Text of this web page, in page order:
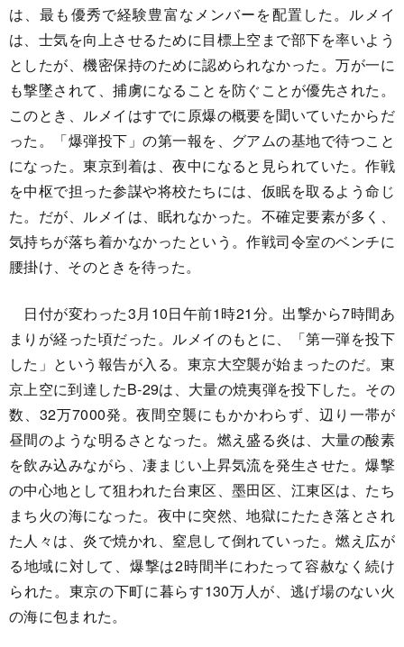
は、最も優秀で経験豊富なメンバーを配置した。ルメイ
は、士気を向上させるために目標上空まで部下を率いよう
としたが、機密保持のために認められなかった。万が一に
も撃墜されて、捕虜になることを防ぐことが優先された。
このとき、ルメイはすでに原爆の概要を聞いていたからだ
った。「爆弾投下」の第一報を、グアムの基地で待つこと
になった。東京到着は、夜中になると見られていた。作戦
を中枢で担った参謀や将校たちには、仮眠を取るよう命じ
た。だが、ルメイは、眠れなかった。不確定要素が多く、
気持ちが落ち着かなかったという。作戦司令室のベンチに
腰掛け、そのときを待った。
日付が変わった3月10日午前1時21分。出撃から7時間あ
まりが経った頃だった。ルメイのもとに、「第一弾を投下
した」という報告が入る。東京大空襲が始まったのだ。東
京上空に到達したB-29は、大量の焼夷弾を投下した。その
数、32万7000発。夜間空襲にもかかわらず、辺り一帯が
昼間のような明るさとなった。燃え盛る炎は、大量の酸素
を飲み込みながら、凄まじい上昇気流を発生させた。爆撃
の中心地として狙われた台東区、墨田区、江東区は、たち
まち火の海になった。夜中に突然、地獄にたたき落とされ
た人々は、炎で焼かれ、窒息して倒れていった。燃え広が
る地域に対して、爆撃は2時間半にわたって容赦なく続け
られた。東京の下町に暮らす130万人が、逃げ場のない火
の海に包まれた。